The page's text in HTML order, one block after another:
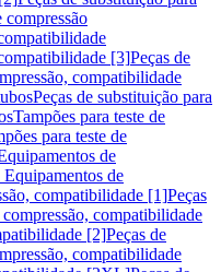
[3]Peças de
compatibilidade
Peças de substituição para
Tampões para teste de
para teste de
de
Equipamentos de
compatibilidade [1]Peças
compatibilidade
[2]Peças de
compatibilidade